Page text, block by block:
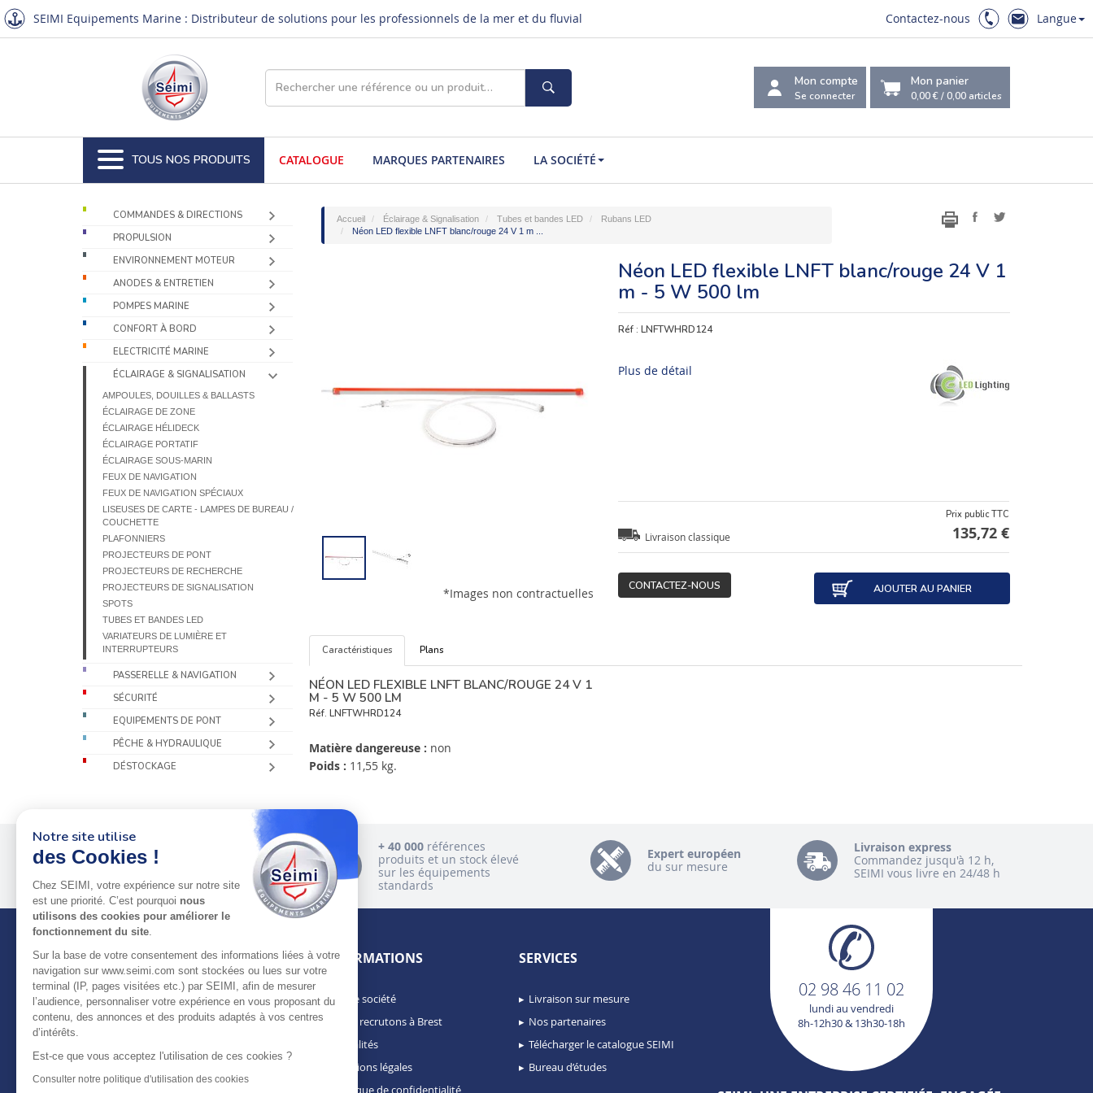
SEIMI Equipements Marine : Distributeur de solutions pour les professionnels de la mer et du fluvial Contactez-nous Langue
Mon compte
Se connecter
Mon panier
0,00 €/0,00 articles
TOUS NOS PRODUITS CATALOGUE MARQUES PARTENAIRES LA SOCIÉTÉ
COMMANDES & DIRECTIONS
PROPULSION
ENVIRONNEMENT MOTEUR
ANODES & ENTRETIEN
POMPES MARINE
CONFORT À BORD
ELECTRICITÉ MARINE
ÉCLAIRAGE & SIGNALISATION
AMPOULES, DOUILLES & BALLASTS
ÉCLAIRAGE DE ZONE
ÉCLAIRAGE HÉLIDECK
ÉCLAIRAGE PORTATIF
ÉCLAIRAGE SOUS-MARIN
FEUX DE NAVIGATION
FEUX DE NAVIGATION SPÉCIAUX
LISEUSES DE CARTE - LAMPES DE BUREAU /
COUCHETTE
PLAFONNIERS
PROJECTEURS DE PONT
PROJECTEURS DE RECHERCHE
PROJECTEURS DE SIGNALISATION
SPOTS
TUBES ET BANDES LED
VARIATEURS DE LUMIÈRE ET
INTERRUPTEURS
PASSERELLE & NAVIGATION
SÉCURITÉ
EQUIPEMENTS DE PONT
PÊCHE & HYDRAULIQUE
DÉSTOCKAGE
Accueil Éclairage & Signalisation Tubes et bandes LED
Rubans LED
Néon LED flexible LNFT blanc/rouge 24 V 1 m ...
*Images non contractuelles
Néon LED flexible LNFT blanc/rouge 24 V 1
m - 5 W 500 lm
Réf :LNFTWHRD124
Plus de détail
Livraison classique
Prix public TTC
135,72 €
CONTACTEZ-NOUS AJOUTER AU PANIER
Caractéristiques Plans
NÉON LED FLEXIBLE LNFT BLANC/ROUGE 24 V 1
M - 5 W 500 LM
Réf. LNFTWHRD124
Matière dangereuse : non
Poids : 11,55 kg.
Plus de 50 ans
au service
des pros
+ 40 000 références
produits et un stock élevé
sur les équipements
standards
Expert européen
du sur mesure
Livraison express
Commandez jusqu'à 12 h,
SEIMI vous livre en 24/48 h
À PROPOS DE SEIMI
Depuis plus de 50 ans, nous apportons des
chantiers de construction navale, de refit,
spécialisés, armateurs et entreprises de
INFORMATIONS
Notre société
Nous recrutons à Brest
Actualités
Mentions légales
Politique de confidentialité
SERVICES
Livraison sur mesure
Nos partenaires
Télécharger le catalogue SEIMI
Bureau d’études
02 98 46 11 02
lundi au vendredi
8h-12h30 & 13h30-18h
Notre site utilise
des Cookies !
Chez SEIMI, votre expérience sur notre site
est une priorité. C’est pourquoi nous
utilisons des cookies pour améliorer le
fonctionnement du site.
Sur la base de votre consentement des informations liées à votre
navigation sur www.seimi.com sont stockées ou lues sur votre
terminal (IP, pages visitées etc.) par SEIMI, afin de mesurer
l’audience, personnaliser votre expérience en vous proposant du
contenu, des annonces et des produits adaptés à vos centres
d’intérêts.
Est-ce que vous acceptez l'utilisation de ces cookies ?
Consulter notre politique d'utilisation des cookies